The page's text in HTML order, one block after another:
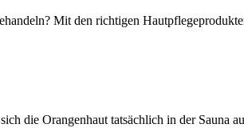
Mit den richtigen
die Orangenhaut tatsächlich in der Sauna